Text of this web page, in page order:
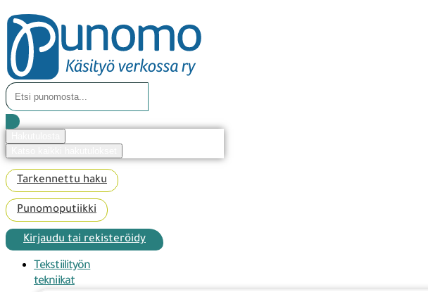
Mene
sisältöön
Search
...
Tarkennettu haku
Punomoputiikki
Kirjaudu tai rekisteröidy
Tekstiilityön
tekniikat